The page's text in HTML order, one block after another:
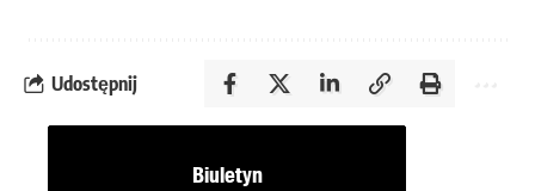
Udostępnij
Biuletyn